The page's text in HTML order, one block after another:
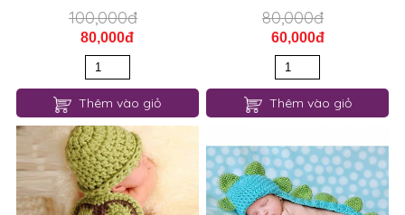
100,000đ
80,000đ
Thêm vào giỏ
80,000đ
60,000đ
Thêm vào giỏ